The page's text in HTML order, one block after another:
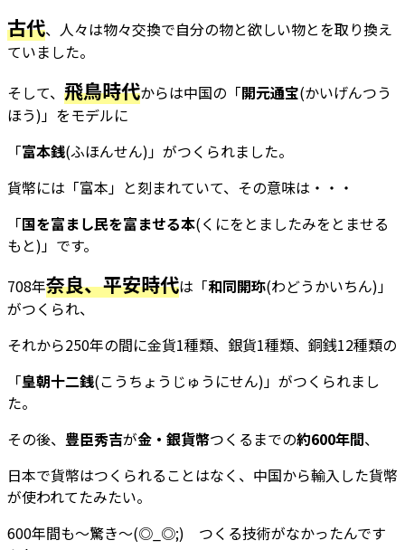
古代、人々は物々交換で自分の物と欲しい物とを取り換え
ていました。
そして、 飛鳥時代からは中国の「開元通宝(かいげんつう
ほう)」をモデルに
「富本銭(ふほんせん)」がつくられました。
貨幣には「富本」と刻まれていて、その意味は・・・
「国を富まし民を富ませる本(くにをとましたみをとませる
もと)」です。
708年奈良、平安時代は「和同開珎(わどうかいちん)」
がつくられ、
それから250年の間に金貨1種類、銀貨1種類、銅銭12種類の
「皇朝十二銭(こうちょうじゅうにせん)」がつくられまし
た。
その後、 豊臣秀吉が金・銀貨幣つくるまでの約600年間、
日本で貨幣はつくられることはなく、中国から輸入した貨幣
が使われてたみたい。
600年間も～驚き～(◎_◎;) つくる技術がなかったんです